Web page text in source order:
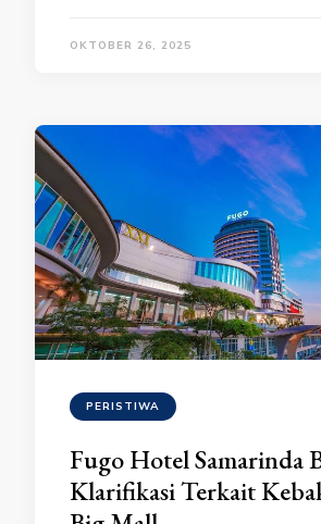
OKTOBER 26, 2025
PERISTIWA
Fugo Hotel Samarinda
Klarifikasi Terkait